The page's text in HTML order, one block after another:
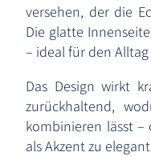
versehen, der die
Die glatte
– ideal für den
Das Design wirkt
zurückhaltend,
kombinieren lässt
als Akzent zu